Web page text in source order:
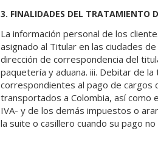
3. FINALIDADES DEL TRATAMIENTO
La información personal de los
asignado al Titular en las ciudades
dirección de correspondencia del
paquetería y aduana. iii. Debitar de
correspondientes al pago de cargos
transportados a Colombia, así como
IVA- y de los demás impuestos o
la suite o casillero cuando su pago